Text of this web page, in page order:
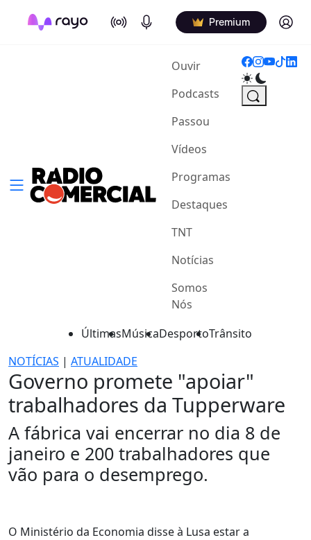
On Air Podcasts Premium Log in
Ouvir(current)
Podcasts
Passou
Vídeos
Programas
Destaques
TNT
Notícias
Somos
Nós
ÚltimasMúsicaDesportoTrânsito
NOTÍCIAS | ATUALIDADE
Governo promete "apoiar"
trabalhadores da Tupperware
A fábrica vai encerrar no dia 8 de
janeiro e 200 trabalhadores que
vão para o desemprego.
O Ministério da Economia disse à Lusa estar a